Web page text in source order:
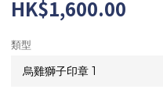
HK$1,600.00
類型